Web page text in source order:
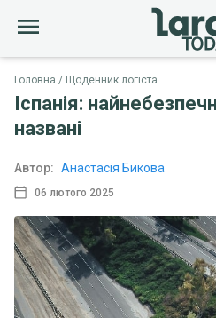
Головна Щоденник логіста
Іспанія:
названі
06 лютого 2025
Автор: Анастасія Бикова